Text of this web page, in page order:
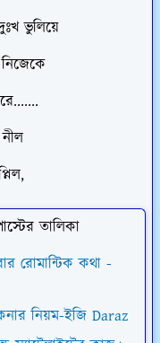
ভুলিয়ে
তালিকা
রোমান্টিক কথা -
নিয়ম-ইজি Daraz